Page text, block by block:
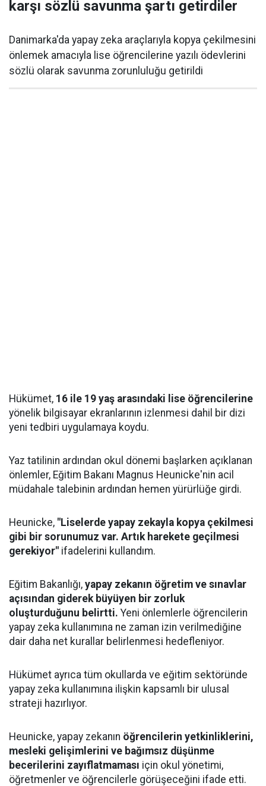
karşı sözlü savunma şartı getirdiler
Danimarka'da yapay zeka araçlarıyla kopya çekilmesini
önlemek amacıyla lise öğrencilerine yazılı ödevlerini
sözlü olarak savunma zorunluluğu getirildi
Hükümet, 16 ile 19 yaş arasındaki lise öğrencilerine
yönelik bilgisayar ekranlarının izlenmesi dahil bir dizi
yeni tedbiri uygulamaya koydu.
Yaz tatilinin ardından okul dönemi başlarken açıklanan
önlemler, Eğitim Bakanı Magnus Heunicke'nin acil
müdahale talebinin ardından hemen yürürlüğe girdi.
Heunicke, "Liselerde yapay zekayla kopya çekilmesi
gibi bir sorunumuz var. Artık harekete geçilmesi
gerekiyor" ifadelerini kullandım.
Eğitim Bakanlığı, yapay zekanın öğretim ve sınavlar
açısından giderek büyüyen bir zorluk
oluşturduğunu belirtti. Yeni önlemlerle öğrencilerin
yapay zeka kullanımına ne zaman izin verilmediğine
dair daha net kurallar belirlenmesi hedefleniyor.
Hükümet ayrıca tüm okullarda ve eğitim sektöründe
yapay zeka kullanımına ilişkin kapsamlı bir ulusal
strateji hazırlıyor.
Heunicke, yapay zekanın öğrencilerin yetkinliklerini,
mesleki gelişimlerini ve bağımsız düşünme
becerilerini zayıflatmaması için okul yönetimi,
öğretmenler ve öğrencilerle görüşeceğini ifade etti.